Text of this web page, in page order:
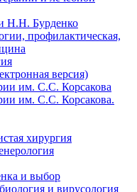
Н.Н. Бурденко
профилактическая,
версия)
им. С.С. Корсакова
им. С.С. Корсакова.
хирургия
и выбор
и вирусология